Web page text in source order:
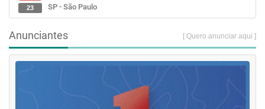
SP - São Paulo
23
Anunciantes [ Quero anunciar aqui ]